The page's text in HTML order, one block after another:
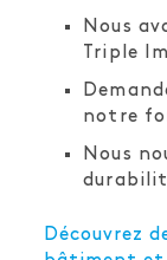
Nous
Triple
notre
Nous
Découvrez